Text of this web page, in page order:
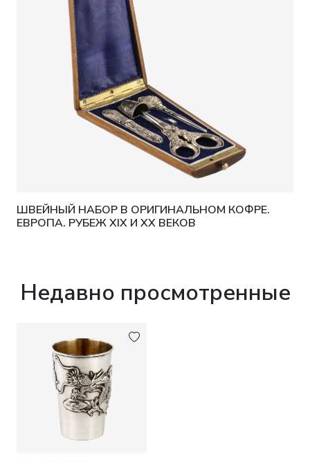
ШВЕЙНЫЙ НАБОР В ОРИГИНАЛЬНОМ КОФРЕ.
ЕВРОПА. РУБЕЖ XIX И XX ВЕКОВ
Недавно просмотренные